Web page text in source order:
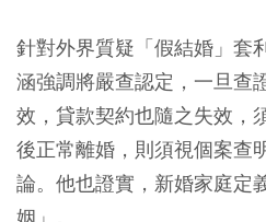
針對外界質疑「假結婚」套
涵強調將嚴查認定，一旦查
效，貸款契約也隨之失效，
後正常離婚，則須視個案查
論。他也證實，新婚家庭定
姻」。